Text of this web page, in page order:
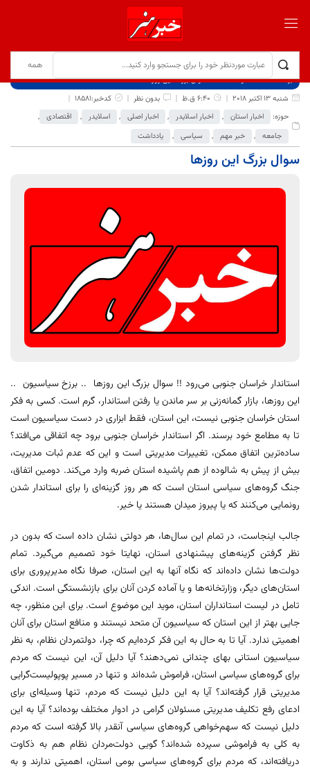
برگ نخست نوشته‌ها
سوال بزرگ این روزها
شنبه 13 اکتبر 2018
6:40 ق.ظ بدون نظر
کدخبر:18581
حوزه:
اخبار استان , اخبار اسلایدر , اخبار اصلی , اسلایدر , اقتصادی ,
جامعه , خبر مهم , سیاسی , یادداشت
سوال بزرگ این روزها
استاندار خراسان جنوبی می‌رود !! سوال بزرگ این روزها .. برزخ سیاسیون ..
این روزها، بازار گمانه‌زنی بر سر ماندن یا رفتن استاندار، گرم است. کسی به فکر
استان خراسان جنوبی نیست، این استان، فقط ابزاری در دست سیاسیون است
تا به مطامع خود برسند. اگر استاندار خراسان جنوبی برود چه اتفاقی می‌افتد؟
ساده‌ترین اتفاق ممکن، تغییرات مدیریتی است و این که عدم ثبات مدیریت،
بیش از پیش به شالوده از هم پاشیده استان ضربه وارد می‌کند. دومین اتفاق،
جنگ گروه‌های سیاسی استان است که هر روز گزینه‌ای را برای استاندار شدن
رونمایی می‌کنند که یا پیروز میدان هستند یا خیر.
جالب اینجاست، در تمام این سال‌ها، هر دولتی نشان داده است که بدون در
نظر گرفتن گزینه‌های پیشنهادی استان، نهایتا خود تصمیم می‌گیرد. تمام
دولت‌ها نشان داده‌اند که نگاه آنها به این استان، صرفا نگاه مدیرپروری برای
استان‌های دیگر، وزارتخانه‌ها و یا آماده کردن آنان برای بازنشستگی است. اندکی
تامل در لیست استانداران استان، موید این موضوع است. برای این منظور، چه
جایی بهتر از این استان که سیاسیون آن متحد نیستند و منافع استان برای آنان
اهمیتی ندارد. آيا تا به حال به این فکر کرده‌ایم که چرا، دولتمردان نظام، به نظر
سیاسیون استانی بهای چندانی نمی‌دهند؟ آیا دلیل آن، این نیست که مردم
برای گروه‌های سیاسی استان، فراموش شده‌اند و تنها در مسیر پوپولیست‌گرایی
مدیریتی قرار گرفته‌اند؟ آیا به این دلیل نیست که مردم، تنها وسیله‌ای برای
ادعای رفع تکلیف مدیریتی مسئولان گرامی در ادوار مختلف بوده‌اند؟ آیا به این
دلیل نیست که سهم‌خواهی گروه‌های سیاسی آنقدر بالا گرفته است که مردم
به کلی به فراموشی سپرده شده‌اند؟ گویی دولت‌مردان نظام هم به ذکاوت
دریافته‌اند، که مردم برای گروه‌های سیاسی بومی استان، اهمیتی ندارند و به